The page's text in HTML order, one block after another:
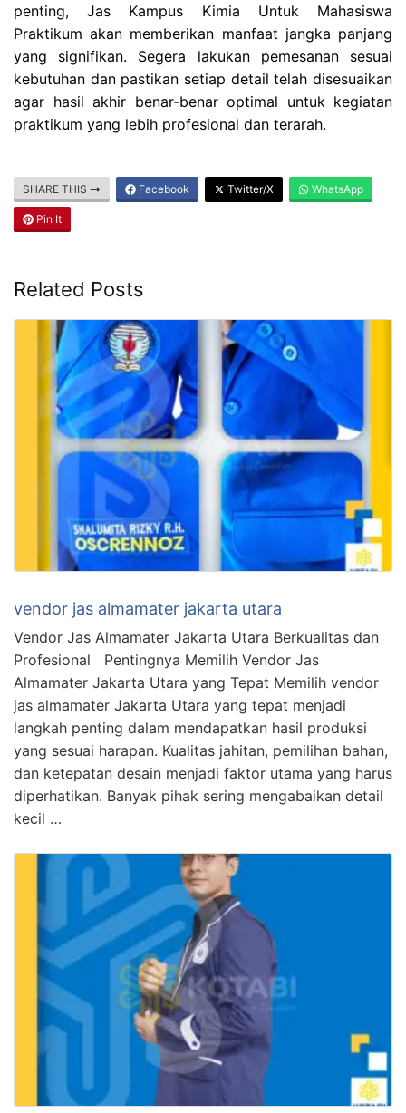
penting, Jas Kampus Kimia Untuk Mahasiswa
Praktikum akan memberikan manfaat jangka panjang
yang signifikan. Segera lakukan pemesanan sesuai
kebutuhan dan pastikan setiap detail telah disesuaikan
agar hasil akhir benar-benar optimal untuk kegiatan
praktikum yang lebih profesional dan terarah.
SHARE THIS Facebook Twitter/X WhatsApp
Pin It
Related Posts
vendor jas almamater jakarta utara
Vendor Jas Almamater Jakarta Utara Berkualitas dan
Profesional Pentingnya Memilih Vendor Jas
Almamater Jakarta Utara yang Tepat Memilih vendor
jas almamater Jakarta Utara yang tepat menjadi
langkah penting dalam mendapatkan hasil produksi
yang sesuai harapan. Kualitas jahitan, pemilihan bahan,
dan ketepatan desain menjadi faktor utama yang harus
diperhatikan. Banyak pihak sering mengabaikan detail
kecil …